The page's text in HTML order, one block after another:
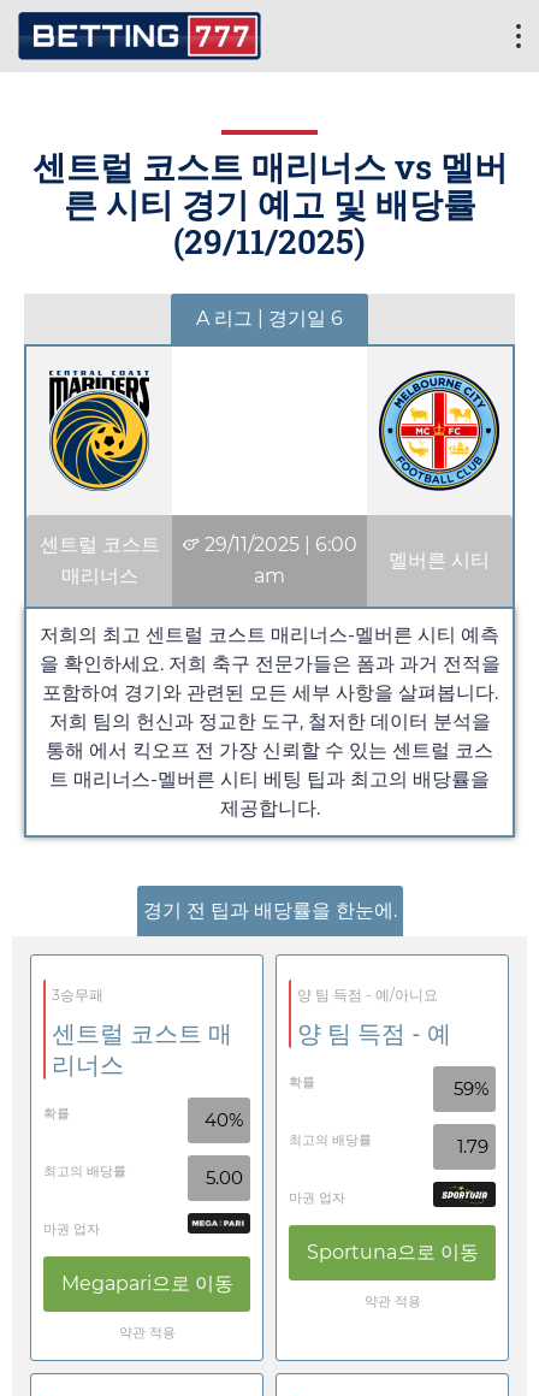
센트럴 코스트 매리너스 vs 멜버
른 시티 경기 예고 및 배당률
(29/11/2025)
A 리그 | 경기일 6
센트럴 코스트
매리너스
29/11/2025| 6:00
am
멜버른 시티
저희의 최고 센트럴 코스트 매리너스-멜버른 시티 예측
을 확인하세요. 저희 축구 전문가들은 폼과 과거 전적을
포함하여 경기와 관련된 모든 세부 사항을 살펴봅니다.
저희 팀의 헌신과 정교한 도구, 철저한 데이터 분석을
통해 에서 킥오프 전 가장 신뢰할 수 있는 센트럴 코스
트 매리너스-멜버른 시티 베팅 팁과 최고의 배당률을
제공합니다.
경기 전 팁과 배당률을 한눈에.
3승무패
센트럴 코스트 매
리너스
확률 40%
최고의 배당률 5.00
마권 업자
Megapari으로 이동
약관 적용
양 팀 득점 - 예/아니요
양 팀 득점 - 예
확률 59%
최고의 배당률 1.79
마권 업자
Sportuna으로 이동
약관 적용